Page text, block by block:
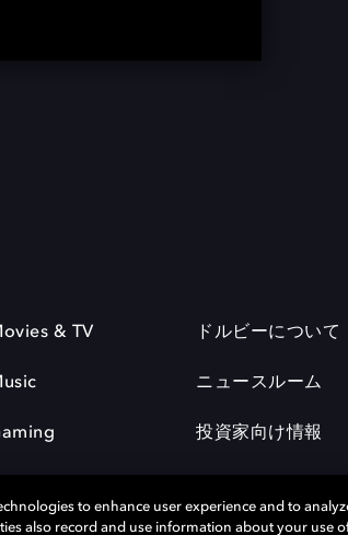
& TV ドルビーについて
ニュースルーム
投資家向け情報
to enhance user experience and to
also record and use information about your use